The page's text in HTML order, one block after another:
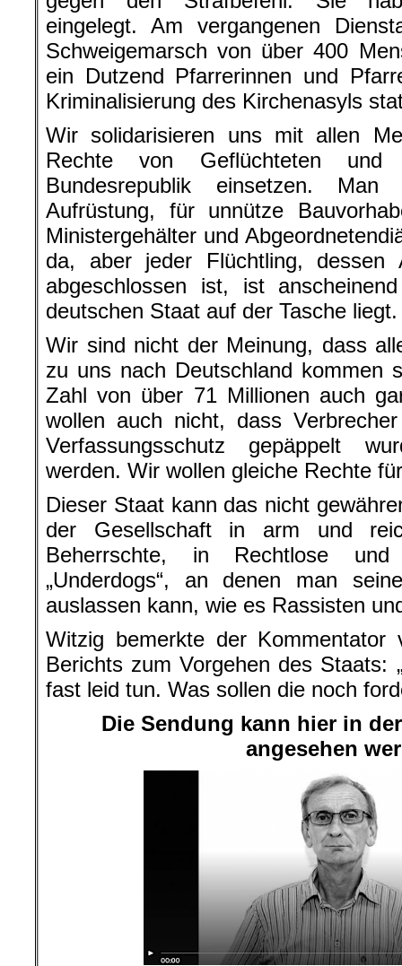
eingelegt. Am vergangenen
Schweigemarsch von über 400
ein Dutzend Pfarrerinnen und
Kriminalisierung des Kirchenasyls
Wir solidarisieren uns mit allen
Rechte von Geflüchteten und
Bundesrepublik einsetzen.
Aufrüstung, für unnütze
Ministergehälter und
da, aber jeder Flüchtling, dessen
abgeschlossen ist, ist
deutschen Staat auf der Tasche liegt.
Wir sind nicht der Meinung, dass
zu uns nach Deutschland kommen
Zahl von über 71 Millionen auch
wollen auch nicht, dass
Verfassungsschutz gepäppelt
werden. Wir wollen gleiche Rechte
Dieser Staat kann das nicht
der Gesellschaft in arm und
Beherrschte, in Rechtlose
„Underdogs“, an denen man
auslassen kann, wie es Rassisten
Witzig bemerkte der Kommentator
Berichts zum Vorgehen des Staats:
fast leid tun. Was sollen die noch
Die Sendung kann hier in
angesehen